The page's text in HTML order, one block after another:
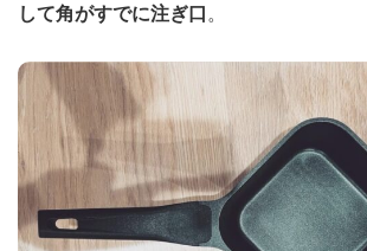
して角がすでに注ぎ口。